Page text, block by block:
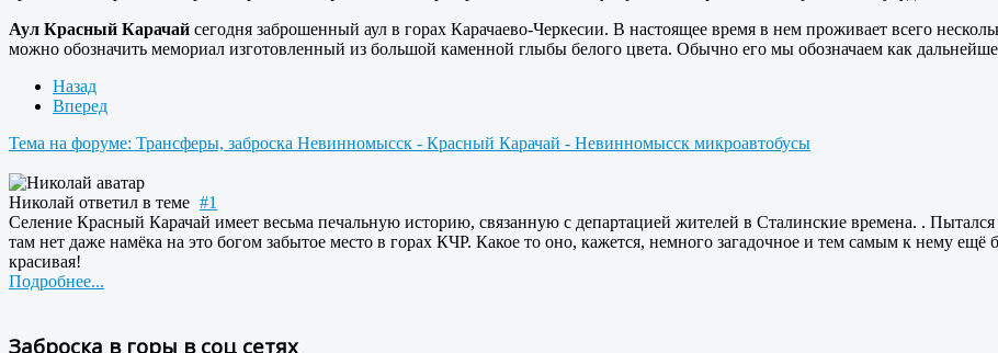
Аул Красный Карачай сегодня заброшенный аул в горах Карачаево-Черкесии. В настоящее время в нем проживает всего
можно обозначить мемориал изготовленный из большой каменной глыбы белого цвета. Обычно его мы обозначаем как
Назад
Вперед
Тема на форуме: Трансферы, заброска Невинномысск - Красный Карачай - Невинномысск микроавтобусы
Николай ответил в теме #1
Селение Красный Карачай имеет весьма печальную историю, связанную с департацией жителей в Сталинские времена. .
там нет даже намёка на это богом забытое место в горах КЧР. Какое то оно, кажется, немного загадочное и тем самым к нему ещё
красивая!
Подробнее...
Заброска в горы в соц сетях